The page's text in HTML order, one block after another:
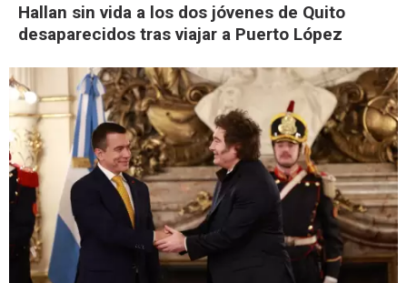
Hallan sin vida a los dos jóvenes de Quito
desaparecidos tras viajar a Puerto López